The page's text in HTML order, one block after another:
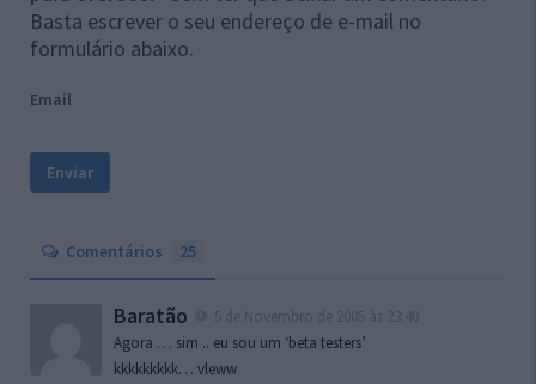
Basta escrever o seu endereço de e-mail no
formulário abaixo.
Email
Comentários 25
Baratão
Agora … sim .. eu sou um ‘beta testers’
kkkkkkkkk… vleww